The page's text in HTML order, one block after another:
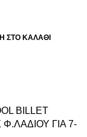
ΣΤΟ ΚΑΛΆΘΙ
BILLET
ΓΙΑ 7-